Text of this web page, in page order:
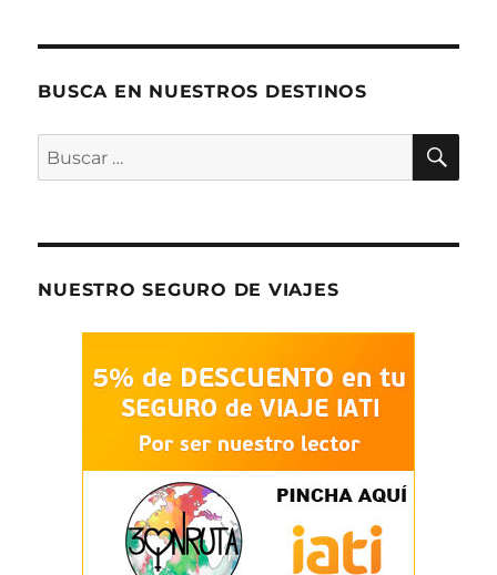
BUSCA EN NUESTROS DESTINOS
Buscar
por:
NUESTRO SEGURO DE VIAJES